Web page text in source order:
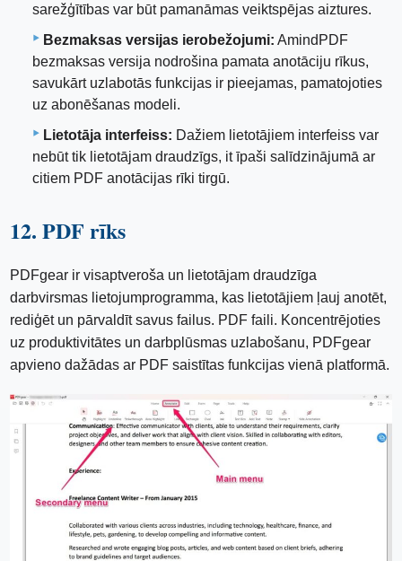
sarežģītības var būt pamanāmas veiktspējas aiztures.
Bezmaksas versijas ierobežojumi: AmindPDF
bezmaksas versija nodrošina pamata anotāciju rīkus,
savukārt uzlabotās funkcijas ir pieejamas, pamatojoties
uz abonēšanas modeli.
Lietotāja interfeiss: Dažiem lietotājiem interfeiss var
nebūt tik lietotājam draudzīgs, it īpaši salīdzinājumā ar
citiem PDF anotācijas rīki tirgū.
12. PDF rīks
PDFgear ir visaptveroša un lietotājam draudzīga
darbvirsmas lietojumprogramma, kas lietotājiem ļauj anotēt,
rediģēt un pārvaldīt savus failus. PDF faili. Koncentrējoties
uz produktivitātes un darbplūsmas uzlabošanu, PDFgear
apvieno dažādas ar PDF saistītas funkcijas vienā platformā.